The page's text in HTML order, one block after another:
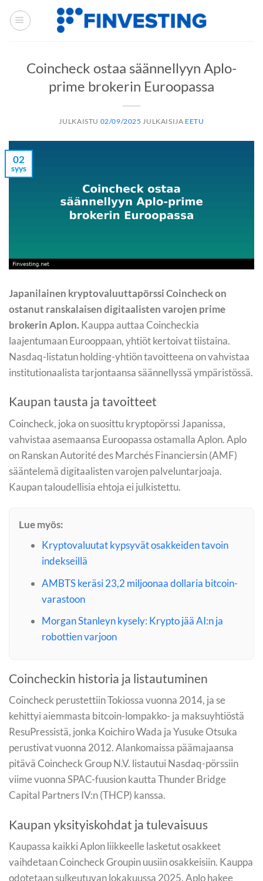
Siirry
sisältöön
Coincheck ostaa säännellyyn Aplo-
prime brokerin Euroopassa
JULKAISTU 02/09/2025 JULKAISIJA EETU
02
syys
Japanilainen kryptovaluuttapörssi Coincheck on
ostanut ranskalaisen digitaalisten varojen prime
brokerin Aplon. Kauppa auttaa Coincheckia
laajentumaan Eurooppaan, yhtiöt kertoivat tiistaina.
Nasdaq-listatun holding-yhtiön tavoitteena on vahvistaa
institutionaalista tarjontaansa säännellyssä ympäristössä.
Kaupan tausta ja tavoitteet
Coincheck, joka on suosittu kryptopörssi Japanissa,
vahvistaa asemaansa Euroopassa ostamalla Aplon. Aplo
on Ranskan Autorité des Marchés Financiersin (AMF)
sääntelemä digitaalisten varojen palveluntarjoaja.
Kaupan taloudellisia ehtoja ei julkistettu.
Lue myös:
Kryptovaluutat kypsyvät osakkeiden tavoin
indekseillä
AMBTS keräsi 23,2 miljoonaa dollaria bitcoin-
varastoon
Morgan Stanleyn kysely: Krypto jää AI:n ja
robottien varjoon
Coincheckin historia ja listautuminen
Coincheck perustettiin Tokiossa vuonna 2014, ja se
kehittyi aiemmasta bitcoin-lompakko- ja maksuyhtiöstä
ResuPressistä, jonka Koichiro Wada ja Yusuke Otsuka
perustivat vuonna 2012. Alankomaissa päämajaansa
pitävä Coincheck Group N.V. listautui Nasdaq-pörssiin
viime vuonna SPAC-fuusion kautta Thunder Bridge
Capital Partners IV:n (THCP) kanssa.
Kaupan yksityiskohdat ja tulevaisuus
Kaupassa kaikki Aplon liikkeelle lasketut osakkeet
vaihdetaan Coincheck Groupin uusiin osakkeisiin. Kauppa
odotetaan sulkeutuvan lokakuussa 2025. Aplo hakee